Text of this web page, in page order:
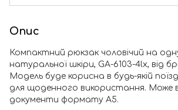
Опис
Компактний рюкзак чоловічий на
натуральної шкіри, GA-6103-4lx, від
Модель буде корисна в будь-якій
для щоденного використання. Може
документи формату А5.